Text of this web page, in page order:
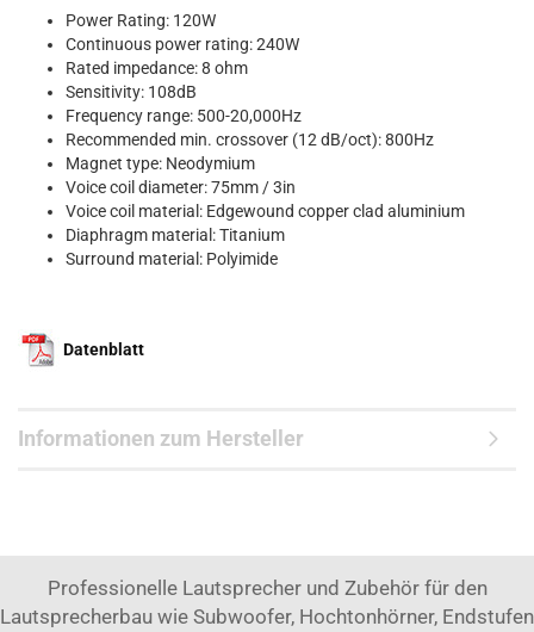
Power Rating: 120W
Continuous power rating: 240W
Rated impedance: 8 ohm
Sensitivity: 108dB
Frequency range: 500-20,000Hz
Recommended min. crossover (12 dB/oct): 800Hz
Magnet type: Neodymium
Voice coil diameter: 75mm / 3in
Voice coil material: Edgewound copper clad aluminium
Diaphragm material: Titanium
Surround material: Polyimide
Datenblatt
Informationen zum Hersteller
Professionelle Lautsprecher und Zubehör für den
Lautsprecherbau wie Subwoofer, Hochtonhörner, Endstufen